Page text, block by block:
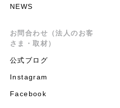
NEWS
お問合わせ（法人のお客
さま・取材）
公式ブログ
Instagram
Facebook